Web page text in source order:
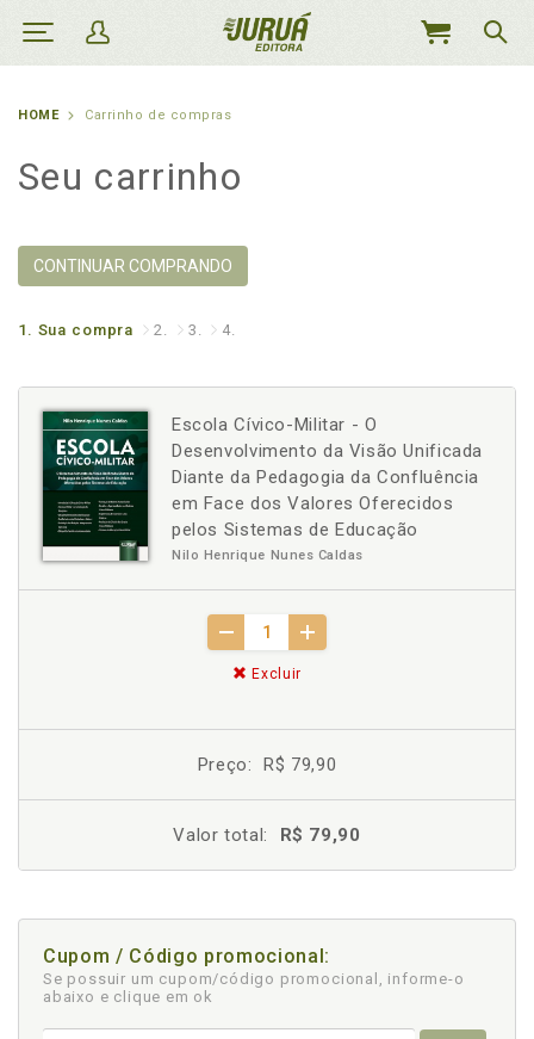
MEU
HOME Carrinho de compras
Seu carrinho
CONTINUAR COMPRANDO
1. Sua compra 2. 3. 4.
Escola Cívico-Militar - O
Desenvolvimento da Visão Unificada
Diante da Pedagogia da Confluência
em Face dos Valores Oferecidos
pelos Sistemas de Educação
Nilo Henrique Nunes Caldas
Excluir
Preço: R$ 79,90
Valor total: R$ 79,90
Cupom / Código promocional:
Se possuir um cupom/código promocional, informe-o
abaixo e clique em ok